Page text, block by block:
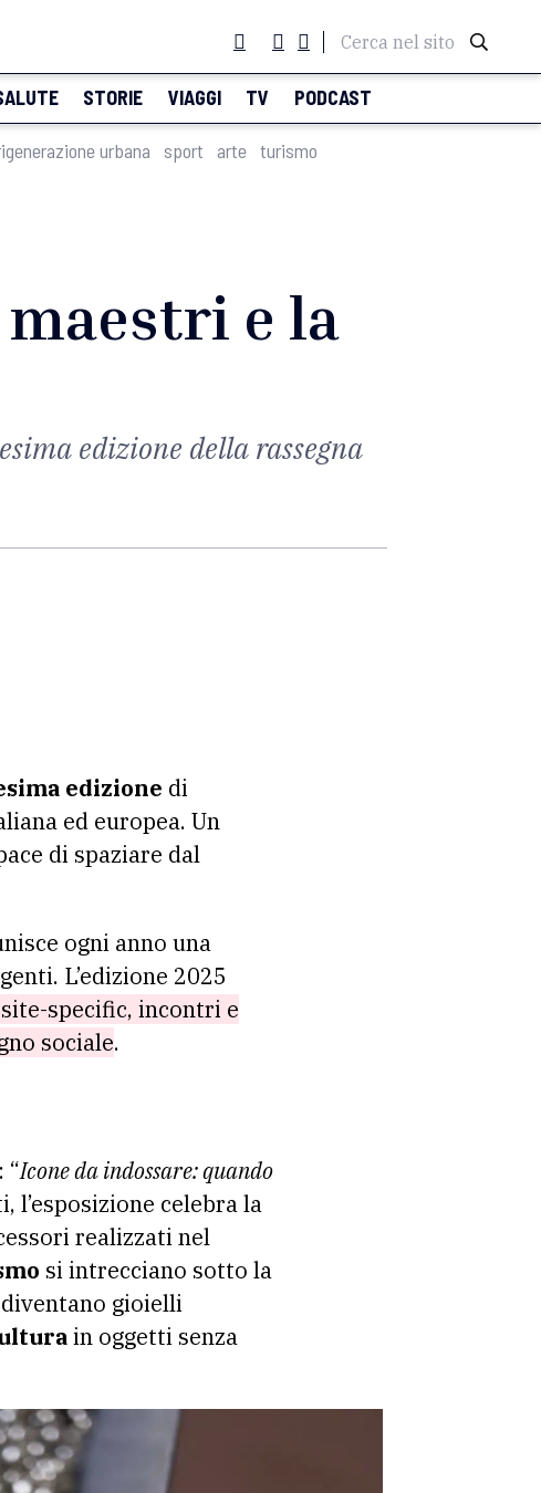
Cerca nel sito
STORIE VIAGGI TV PODCAST
urbana sport arte turismo
e la
edizione della rassegna
edizione di
ed europea. Un
di spaziare dal
ogni anno una
L’edizione 2025
specific, incontri e
sociale.
“Icone da indossare: quando
l’esposizione celebra la
realizzati nel
si intrecciano sotto la
gioielli
in oggetti senza